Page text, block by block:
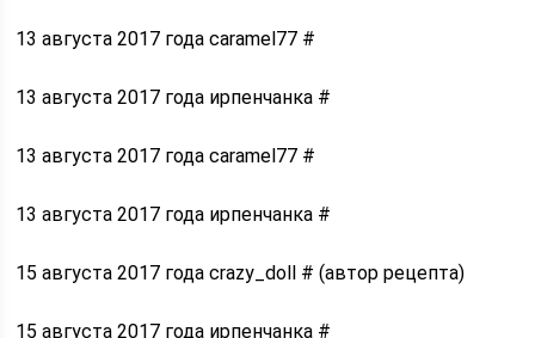
13 августа 2017 года caramel77 #
13 августа 2017 года ирпенчанка #
13 августа 2017 года caramel77 #
13 августа 2017 года ирпенчанка #
15 августа 2017 года crazy_doll # (автор рецепта)
15 августа 2017 года ирпенчанка #